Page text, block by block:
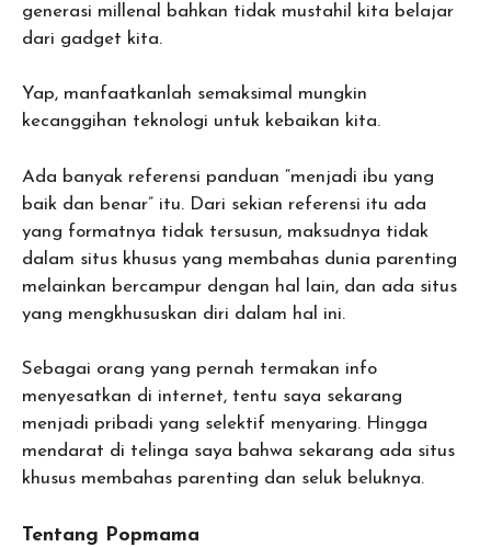
generasi millenal bahkan tidak mustahil kita belajar
dari gadget kita.
Yap, manfaatkanlah semaksimal mungkin
kecanggihan teknologi untuk kebaikan kita.
Ada banyak referensi panduan “menjadi ibu yang
baik dan benar” itu. Dari sekian referensi itu ada
yang formatnya tidak tersusun, maksudnya tidak
dalam situs khusus yang membahas dunia parenting
melainkan bercampur dengan hal lain, dan ada situs
yang mengkhususkan diri dalam hal ini.
Sebagai orang yang pernah termakan info
menyesatkan di internet, tentu saya sekarang
menjadi pribadi yang selektif menyaring. Hingga
mendarat di telinga saya bahwa sekarang ada situs
khusus membahas parenting dan seluk beluknya.
Tentang Popmama